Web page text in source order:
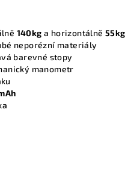
140kg a horizontálně55kg
neporézní materiály
barevné stopy
manometr